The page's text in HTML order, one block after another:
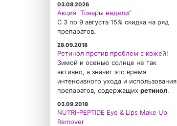
03.08.2026
Акция "Товары недели"
С 3 по 9 августа 15% скидка на ряд
препаратов.
28.09.2018
Ретинол против проблем с кожей!
Зимой и осенью солнце не так
активно, а значит это время
интенсивного ухода и использования
препаратов, содержащих ретинол.
03.09.2018
NUTRI-PEPTIDE Eye & Lips Make Up
Remover